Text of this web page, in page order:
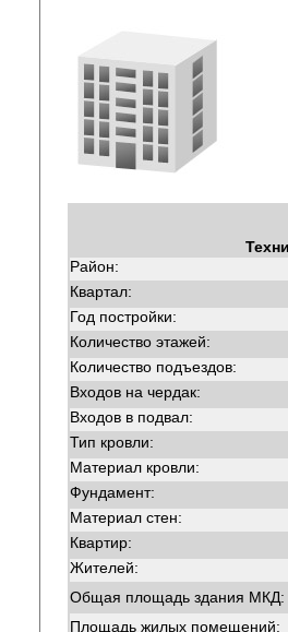
Район:
Квартал:
Год постройки:
Количество этажей:
Количество подъездов:
Входов на чердак:
Входов в подвал:
Тип кровли:
Материал кровли:
Фундамент:
Материал стен:
Квартир:
Жителей:
Общая площадь здания МКД:
Площадь жилых помещений: